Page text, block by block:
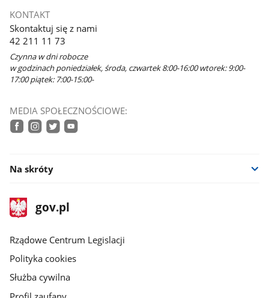
KONTAKT
Skontaktuj się z nami
42 211 11 73
Czynna w dni robocze
w godzinach poniedziałek, środa, czwartek 8:00-16:00 wtorek: 9:00-
17:00 piątek: 7:00-15:00-
MEDIA SPOŁECZNOŚCIOWE:
Na skróty
stopka
gov.plStrona
gov.pl
Rządowe Centrum Legislacji
Polityka cookies
Służba cywilna